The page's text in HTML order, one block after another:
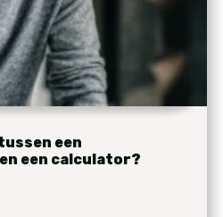
een
een calculator?